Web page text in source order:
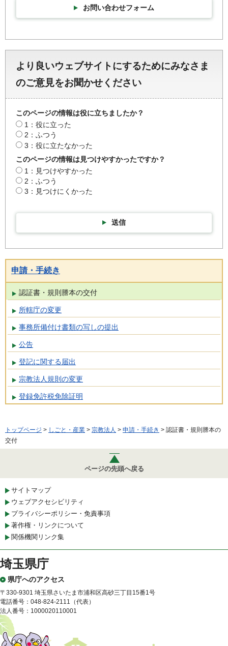
お問い合わせフォーム
より良いウェブサイトにするためにみなさま
のご意見をお聞かせください
このページの情報は役に立ちましたか？
1：役に立った
2：ふつう
3：役に立たなかった
このページの情報は見つけやすかったですか？
1：見つけやすかった
2：ふつう
3：見つけにくかった
送信
申請・手続き
認証書・規則謄本の交付
所轄庁の変更
事務所備付け書類の写しの提出
公告
登記に関する届出
宗教法人規則の変更
登録免許税免除証明
トップページ > しごと・産業 > 宗教法人 > 申請・手続き > 認証書・規則謄本の
交付
ページの先頭へ戻る
サイトマップ
ウェブアクセシビリティ
プライバシーポリシー・免責事項
著作権・リンクについて
関係機関リンク集
埼玉県庁
県庁へのアクセス
〒330-9301 埼玉県さいたま市浦和区高砂三丁目15番1号
電話番号：048-824-2111（代表）
法人番号：1000020110001